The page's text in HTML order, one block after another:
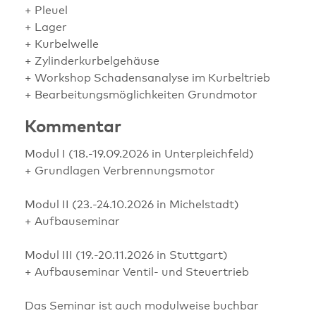
+ Pleuel
+ Lager
+ Kurbelwelle
+ Zylinderkurbelgehäuse
+ Workshop Schadensanalyse im Kurbeltrieb
+ Bearbeitungsmöglichkeiten Grundmotor
Kommentar
Modul I (18.-19.09.2026 in Unterpleichfeld)
+ Grundlagen Verbrennungsmotor
Modul II (23.-24.10.2026 in Michelstadt)
+ Aufbauseminar
Modul III (19.-20.11.2026 in Stuttgart)
+ Aufbauseminar Ventil- und Steuertrieb
Das Seminar ist auch modulweise buchbar